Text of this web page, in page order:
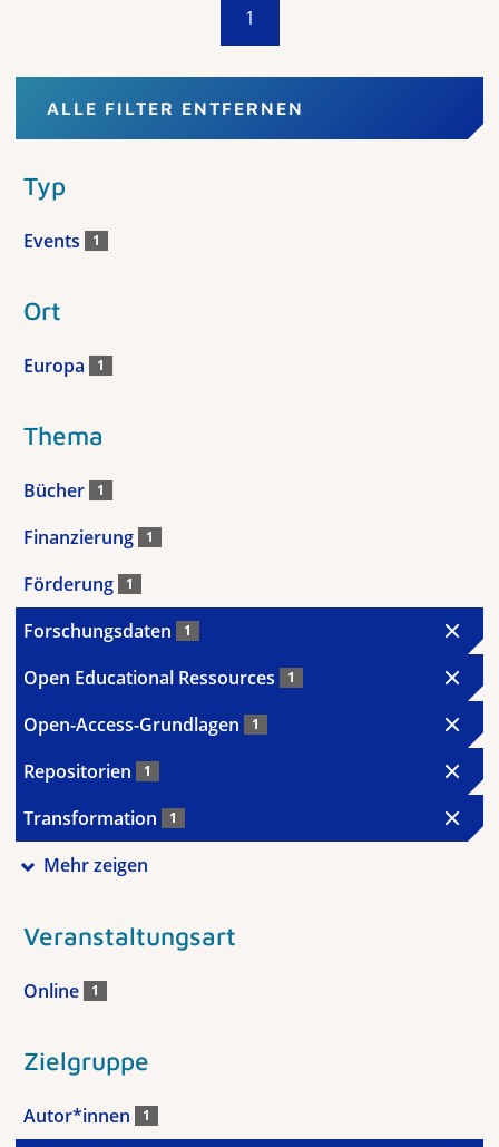
1
ALLE FILTER ENTFERNEN
Typ
Events 1
Ort
Europa 1
Thema
Bücher 1
Finanzierung 1
Förderung 1
Forschungsdaten 1
Open Educational Ressources 1
Open-Access-Grundlagen 1
Repositorien 1
Transformation 1
Mehr zeigen
Veranstaltungsart
Online 1
Zielgruppe
Autor*innen 1